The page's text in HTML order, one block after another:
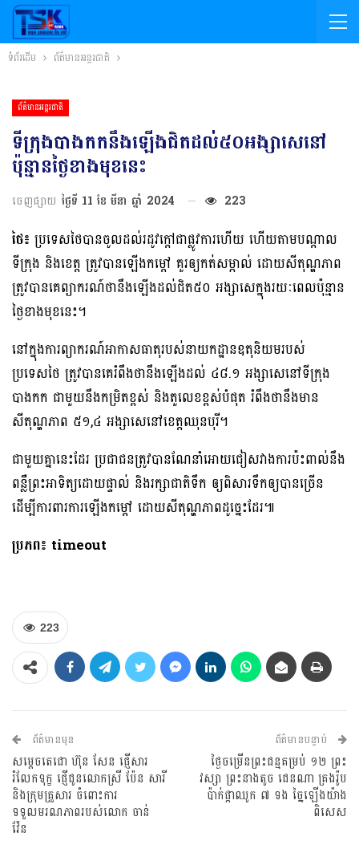
ទំព័រដើម ព័ត៌មានអន្តរជាតិ
ព័ត៌មានអន្តរជាតិ
ទីក្រុង​បាងកក​នឹង​ឡើងជិត​ដល់​​៥០​អង្សា​សេ​នៅ​
ប៉ុន្មាន​ថ្ងៃ​ខាង​មុខ​នេះ
ចេញផ្សាយ ថ្ងៃទី 11 ខែ មីនា ឆ្នាំ 2024 223
ថៃ៖ ប្រទេស​ថៃ​បាន​ចូល​ដល់​រដូវ​ក្ដៅ​ជា​ផ្លូវការ​ហើយ ហើយតាមបណ្តាល
ទីក្រុង និងខេត្ត ត្រូវបានឡើងកម្តៅ គួរឲ្យកត់សម្កាល់ ដោយសីតុណ្ហភាព
ត្រូវបានគេព្យាករណ៍ថានឹងឡើងដល់ជិត៥០ អង្សាសេក្នុងរយៈពេលប៉ុន្មាន
ថ្ងៃខាងមុខនេះ។
នៅក្នុងការព្យាករណ៍អាកាសធាតុរបស់នាយកដ្ឋានឧតុនិយមរបស់
ប្រទេសថៃ ត្រូវបានគេរំពឹងថានឹងឡើងដល់ ៤៨.១ អង្សាសេនៅទីក្រុង
បាងកក ជាមួយនឹងកម្រិតខ្ពស់ និងតួលេខខ្ពស់បំផុត ​រំពឹង​ថា​នឹង​មាន​
សីតុណ្ហភាព ៥១,៤ អង្សា​សេ​នៅ​ខេត្ត​ឈុនបុរី។
ជាមួយគ្នានេះដែរ ប្រជាជនត្រូវបានណែនាំអោយជៀសវាងការប៉ះពាល់នឹង
ពន្លឺព្រះអាទិត្យដោយផ្ទាល់ និងរក្សាជាតិទឹក ឲ្យពិសារទឹកឲ្យបានច្រើន
ដើម្បីការពារការឡើងកម្តៅ ដោយសីតុណ្ហភាពដូច្នេះដែរ៕
ប្រភព៖ timeout
223
ព័ត៌មានមុន
សម្ដេចតេជោ ហ៊ុន សែន ផ្ញើសារ
រំលែកទុក្ខ ផ្ញើជូនលោកស្រី ប៉ែន សារី
និងក្រុមគ្រួសារ ចំពោះការ
ទទួលមរណភាពរបស់លោក ចាន់
វ៉ែន
ព័ត៌មានបន្ទាប់
ថ្ងៃចម្រើនព្រះជន្មគម្រប់ ១២ ព្រះ
វស្សា ព្រះនាងតូច ជេនណា គ្រងរ៉ូប
ប៉ាក់ផ្កាឈូក ៧ ទង ច្នៃឡើងយ៉ាង
ពិសេស